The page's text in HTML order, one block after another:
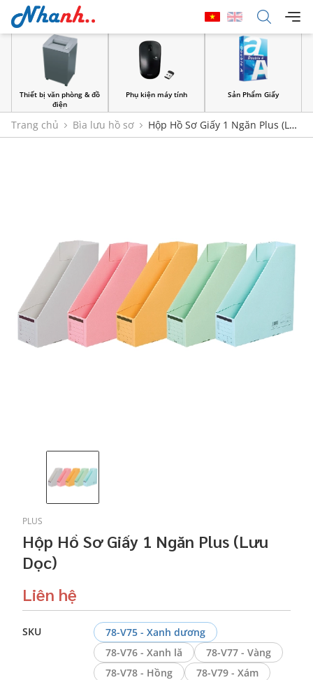
Phụ kiện máy tính Sản Phẩm Giấy Bìa lưu hồ sơ
Trang chủ Bìa lưu hồ sơ
Hộp Hồ Sơ Giấy 1 Ngăn Plus (Lưu
Dọc)
PLUS
Hộp Hồ Sơ Giấy 1 Ngăn Plus (Lưu
Dọc)
Liên hệ
SKU
78-V75 - Xanh dương
78-V76 - Xanh lă
78-V77 - Vàng
78-V78 - Hồng
78-V79 - Xám